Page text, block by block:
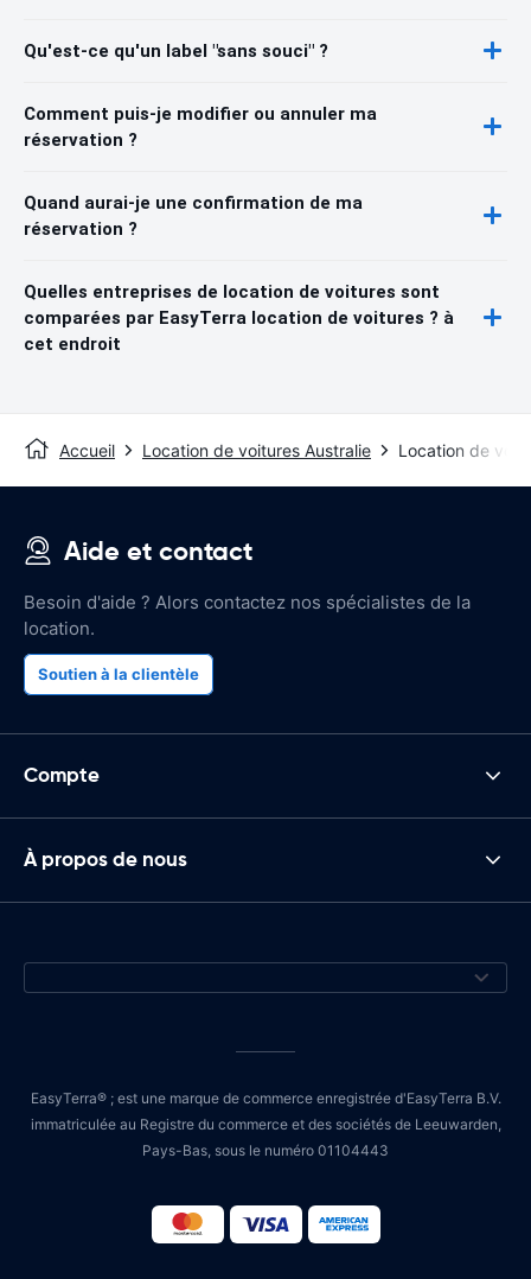
Qu'est-ce qu'un label "sans souci" ?
Comment puis-je modifier ou annuler ma
réservation ?
Quand aurai-je une confirmation de ma
réservation ?
Quelles entreprises de location de voitures sont
comparées par EasyTerra location de voitures ? à
cet endroit
Accueil Location de voitures Australie Location de
Aide et contact
Besoin d'aide ? Alors contactez nos spécialistes de la
location.
Soutien à la clientèle
Compte
À propos de nous
EasyTerra® ; est une marque de commerce enregistrée d'EasyTerra B.V.
immatriculée au Registre du commerce et des sociétés de Leeuwarden,
Pays-Bas, sous le numéro 01104443